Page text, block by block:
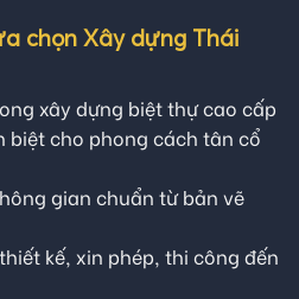
chọn Xây dựng Thái
xây dựng biệt thự cao cấp
biệt cho phong cách tân cổ
gian chuẩn từ bản vẽ
kế, xin phép, thi công đến